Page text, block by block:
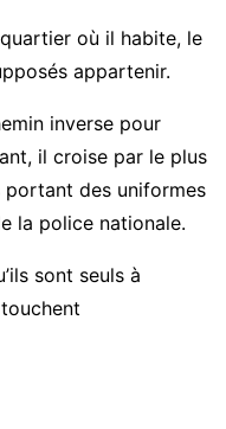
où il habite, le
appartenir.
inverse pour
il croise par le plus
portant des uniformes
la police nationale.
sont seuls à